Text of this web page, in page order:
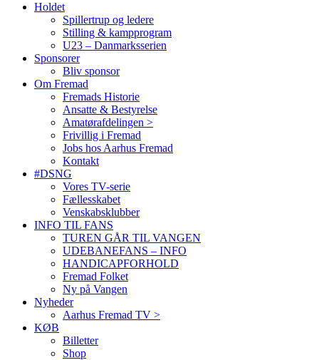
Holdet
Spillertrup og ledere
Stilling & kampprogram
U23 – Danmarksserien
Sponsorer
Bliv sponsor
Om Fremad
Fremads Historie
Ansatte & Bestyrelse
Amatørafdelingen >
Frivillig i Fremad
Jobs hos Aarhus Fremad
Kontakt
#DSNG
Vores TV-serie
Fællesskabet
Venskabsklubber
INFO TIL FANS
TUREN GÅR TIL VANGEN
UDEBANEFANS – INFO
HANDICAPFORHOLD
Fremad Folket
Ny på Vangen
Nyheder
Aarhus Fremad TV >
KØB
Billetter
Shop